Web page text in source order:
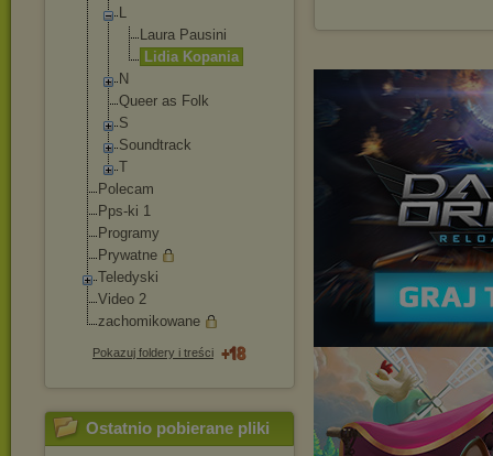
L
Laura Pausini
Lidia Kopania
N
Queer as Folk
S
Soundtrack
T
Polecam
Pps-ki 1
Programy
Prywatne
Teledyski
Video 2
zachomikowane
Pokazuj foldery i treści
Ostatnio pobierane pliki